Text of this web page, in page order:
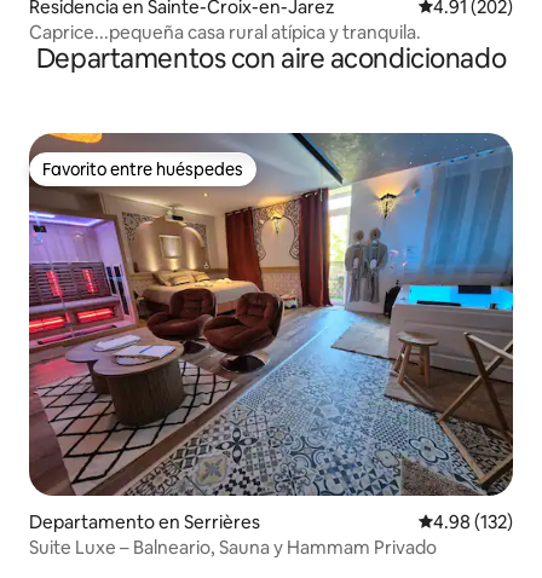
Residencia en Sainte-Croix-en-Jarez Calificación
4.91 (202)
Caprice...pequeña casa rural atípica y tranquila.
Departamentos con aire acondicionado
Favorito entre huéspedes
Favorito entre huéspedes
Departamento en Serrières Calificación
4.98 (132)
Suite Luxe – Balneario, Sauna y Hammam Privado